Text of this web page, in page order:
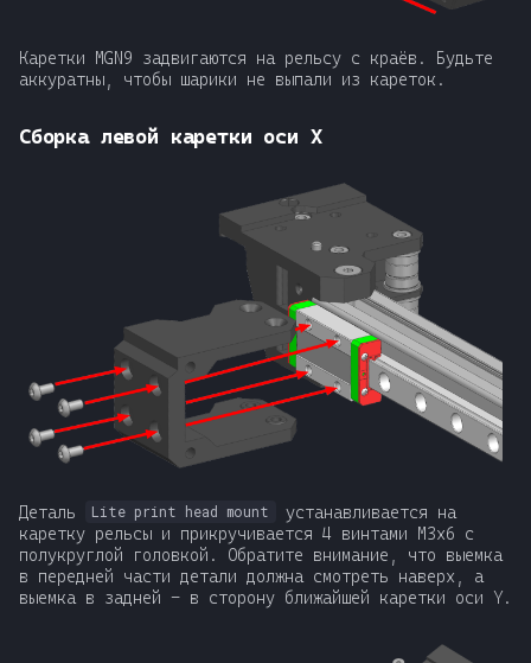
Каретки MGN9 задвигаются на рельсу с краёв. Будьте
аккуратны, чтобы шарики не выпали из кареток.
Сборка левой каретки оси X
Деталь Lite print head mount
устанавливается на
каретку рельсы и прикручивается 4 винтами М3x6 с
полукруглой головкой. Обратите внимание, что выемка
в передней части детали должна смотреть наверх, а
выемка в задней - в сторону ближайшей каретки оси Y.